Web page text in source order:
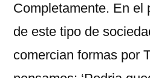
Completamente. En el
de este tipo de
comercian formas por